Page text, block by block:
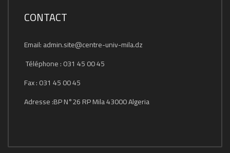
CONTACT
Email: admin.site@centre-univ-mila.dz
Téléphone : 031 45 00 45
Fax : 031 45 00 45
Adresse :BP N°26 RP Mila 43000 Algeria